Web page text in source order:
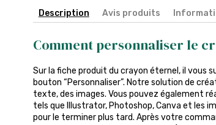
Description Avis produits
Comment personnaliser le
Sur la fiche produit du crayon éternel, il vous
bouton “Personnaliser”. Notre solution de
texte, des images. Vous pouvez également
tels que Illustrator, Photoshop, Canva et les
pour le terminer plus tard. Après votre